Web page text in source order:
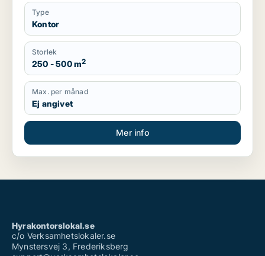
Type
Kontor
Storlek
250 - 500 m2
Max. per månad
Ej angivet
Mer info
Hyrakontorslokal.se
c/o Verksamhetslokaler.se
Mynstersvej 3, Frederiksberg